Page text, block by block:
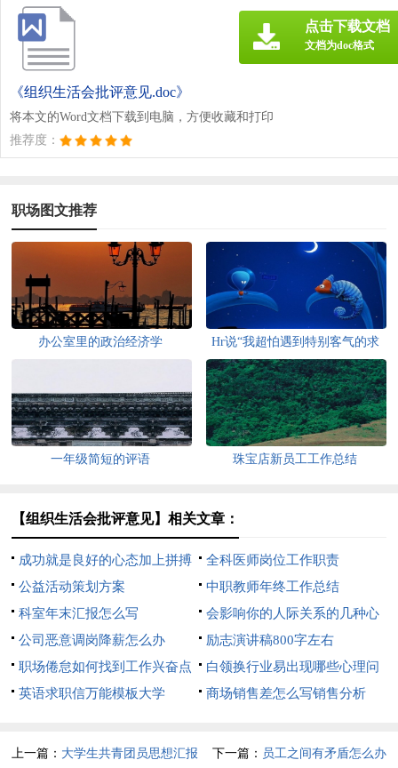
《组织生活会批评意见.doc》
将本文的Word文档下载到电脑，方便收藏和打印
推荐度：
点击下载文档
文档为doc格式
职场图文推荐
办公室里的政治经济学
Hr说“我超怕遇到特别客气的求
职者，很尴尬”
一年级简短的评语 珠宝店新员工工作总结
【组织生活会批评意见】相关文章：
成功就是良好的心态加上拼搏
全科医师岗位工作职责
公益活动策划方案
中职教师年终工作总结
科室年末汇报怎么写
会影响你的人际关系的几种心
理
公司恶意调岗降薪怎么办
励志演讲稿800字左右
职场倦怠如何找到工作兴奋点
白领换行业易出现哪些心理问
题
英语求职信万能模板大学 商场销售差怎么写销售分析
上一篇： 大学生共青团员思想汇报 下一篇： 员工之间有矛盾怎么办